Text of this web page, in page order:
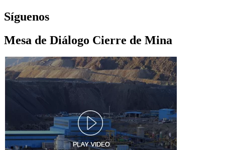
Síguenos
Mesa de Diálogo Cierre de Mina